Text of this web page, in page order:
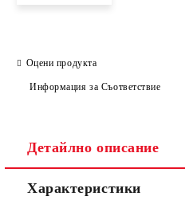
Оцени продукта
Информация за Съответствие
Детайлно описание
Характеристики